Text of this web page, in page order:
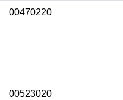
00470220
00523020